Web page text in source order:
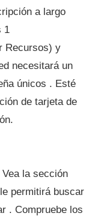
a largo
1
Recursos) y
necesitará un
únicos . Esté
de tarjeta de
la sección
permitirá buscar
. Compruebe los